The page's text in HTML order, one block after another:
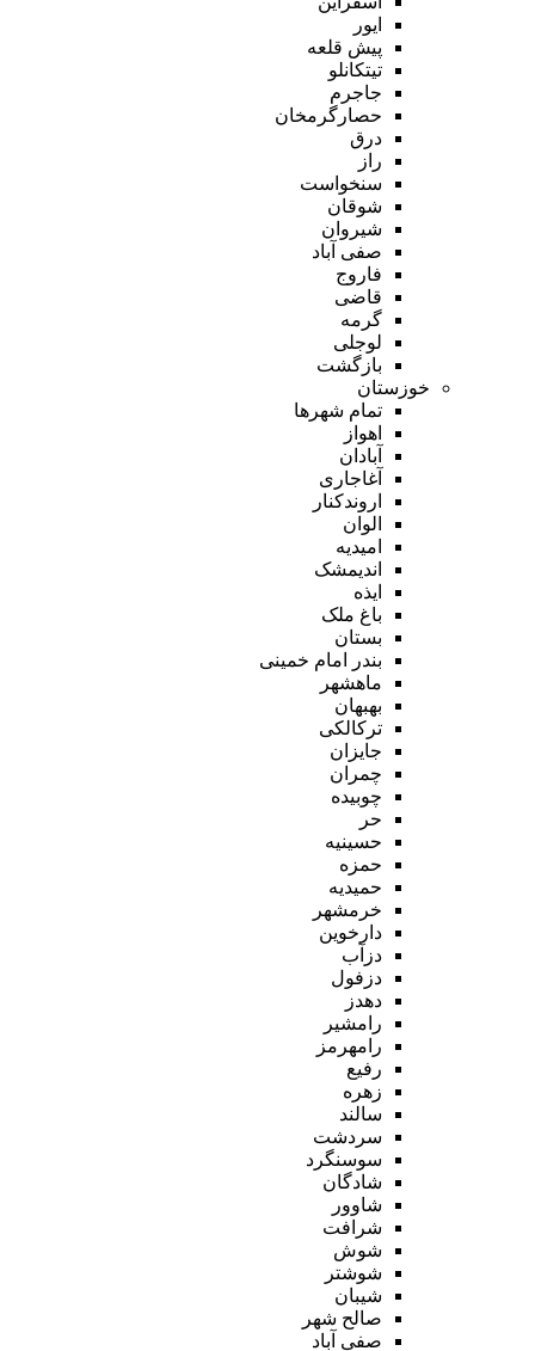
ایور
پیش قلعه
تیتکانلو
جاجرم
حصارگرمخان
درق
راز
سنخواست
شوقان
شیروان
صفی آباد
فاروج
قاضی
گرمه
لوجلی
بازگشت
خوزستان
تمام شهر‌ها
اهواز
آبادان
آغاجاری
اروندکنار
الوان
امیدیه
اندیمشک
ایذه
باغ ملک
بستان
بندر امام خمینی
ماهشهر
بهبهان
ترکالکی
جایزان
چمران
چوبیده
حر
حسینیه
حمزه
حمیدیه
خرمشهر
دارخوین
دزآب
دزفول
دهدز
رامشیر
رامهرمز
رفیع
زهره
سالند
سردشت
سوسنگرد
شادگان
شاوور
شرافت
شوش
شوشتر
شیبان
صالح شهر
صفی آباد